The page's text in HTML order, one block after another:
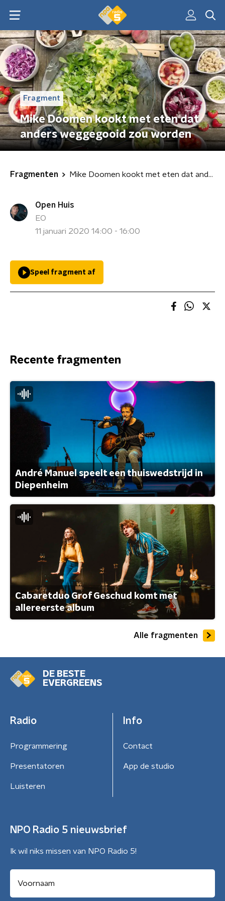
Fragment
Mike Doomen kookt met eten dat
anders weggegooid zou worden
Fragmenten Mike Doomen kookt met eten dat anders weggegooid zou worden
Open Huis
EO
11 januari 2020 14:00 - 16:00
Speel fragment af
Recente fragmenten
André Manuel speelt een thuiswedstrijd in
Diepenheim
Cabaretduo Grof Geschud komt met
allereerste album
Alle fragmenten
DE BESTE
EVERGREENS
Radio
Programmering
Presentatoren
Luisteren
Info
Contact
App de studio
NPO Radio 5 nieuwsbrief
Ik wil niks missen van NPO Radio 5!